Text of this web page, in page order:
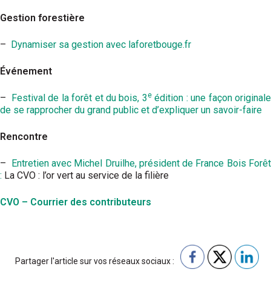
Gestion forestière
– Dynamiser sa gestion avec laforetbouge.fr
Événement
– Festival de la forêt et du bois, 3eédition : une façon originale
de se rapprocher du grand public et d’expliquer un savoir-faire
Rencontre
– Entretien avec Michel Druilhe, président de France Bois Forêt
: La CVO : l’or vert au service de la filière
CVO – Courrier des contributeurs
Partager l'article sur vos réseaux sociaux :